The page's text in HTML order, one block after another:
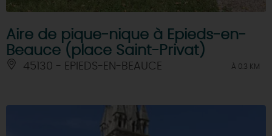
Aire de pique-nique à Epieds-en-
Beauce (place Saint-Privat)
45130 - EPIEDS-EN-BEAUCE À 0.3 KM